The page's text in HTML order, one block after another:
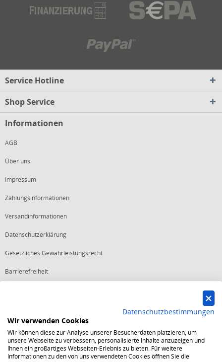
Service Hotline
Shop Service
Informationen
AGB
Über uns
Impressum
Zahlungsinformationen
Versandinformationen
Datenschutzerklärung
Gesetzliches Gewährleistungsrecht
Barrierefreiheit
Starker Service
Shops mit dem Excellent Shop Award stehen seit mehr als 5,
10, 15 oder 20 Jahren für ein sicheres und angenehmes
Einkaufserlebnis.
Echte Verlässlichkeit
Datenschutzbestimmungen
Wir verwenden Cookies
Wir können diese zur Analyse unserer Besucherdaten platzieren, um
unsere Webseite zu verbessern, personalisierte Inhalte anzuzeigen und
Ihnen ein großartiges Webseiten-Erlebnis zu bieten. Für weitere
Informationen zu den von uns verwendeten Cookies öffnen Sie die